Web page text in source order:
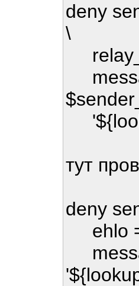
deny
\
тут
deny
ehlo =